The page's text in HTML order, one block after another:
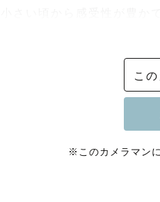
よく気づくタイプでした。
カメラを始めました。
こ
※このカメラマン